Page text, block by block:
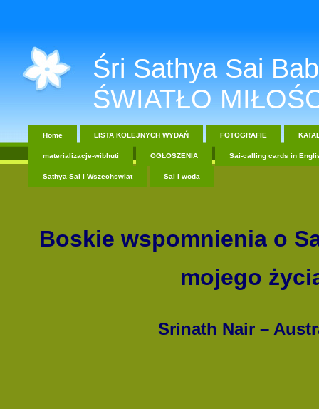
Śri Sathya Sai
ŚWIATŁO
Home LISTA KOLEJNYCH WYDAŃ FOTOGRAFIE
materializacje-wibhuti OGŁOSZENIA Sai-calling cards in
Sathya Sai i Wszechswiat Sai i woda
Boskie wspomnienia o
mojego
Srinath Nair –